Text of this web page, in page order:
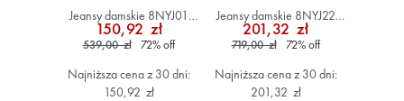
Jeansy damskie 8NYJ01
Y2TFZ Granatowy
150,92 zł
539,00 zł 72%off
Najniższa cena z 30 dni:
150,92 zł
Jeansy damskie 8NYJ22
YWWWZ Granatowy
201,32 zł
719,00 zł 72%off
Najniższa cena z 30 dni:
201,32 zł